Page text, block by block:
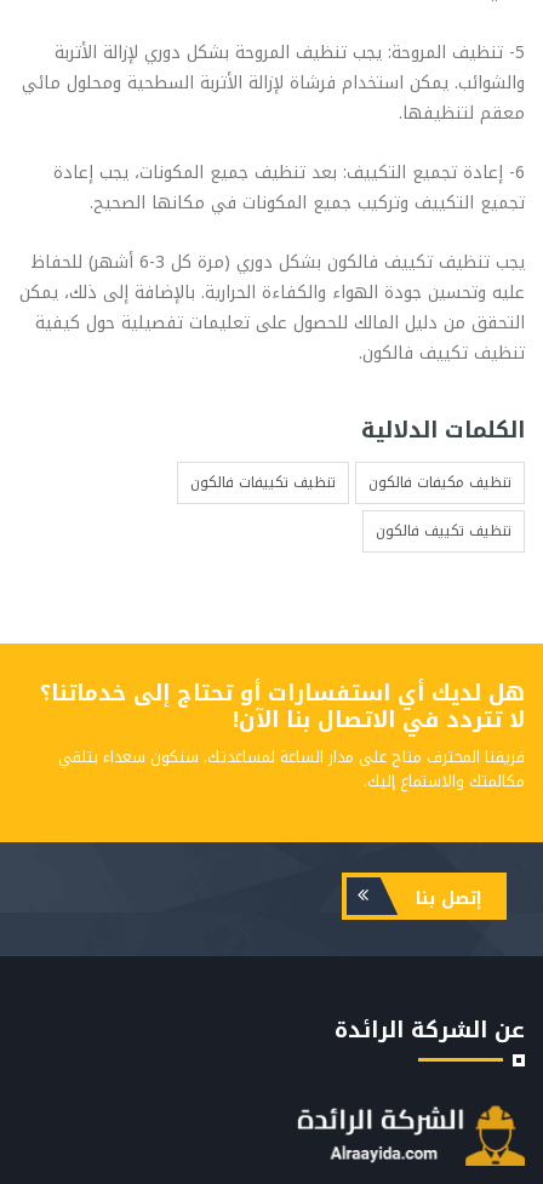
5- تنظيف المروحة: يجب تنظيف المروحة بشكل دوري لإزالة الأتربة
والشوائب. يمكن استخدام فرشاة لإزالة الأتربة السطحية ومحلول مائي
معقم لتنظيفها.
6- إعادة تجميع التكييف: بعد تنظيف جميع المكونات، يجب إعادة
تجميع التكييف وتركيب جميع المكونات في مكانها الصحيح.
يجب تنظيف تكييف فالكون بشكل دوري (مرة كل 3-6 أشهر) للحفاظ
عليه وتحسين جودة الهواء والكفاءة الحرارية. بالإضافة إلى ذلك، يمكن
التحقق من دليل المالك للحصول على تعليمات تفصيلية حول كيفية
تنظيف تكييف فالكون.
الكلمات الدلالية
تنظيف مكيفات فالكون
تنظيف تكييفات فالكون
تنظيف تكييف فالكون
هل لديك أي استفسارات أو تحتاج إلى خدماتنا؟
لا تتردد في الاتصال بنا الآن!
فريقنا المحترف متاح على مدار الساعة لمساعدتك. سنكون سعداء بتلقي
مكالمتك والاستماع إليك.
إتصل بنا
عن الشركة الرائدة